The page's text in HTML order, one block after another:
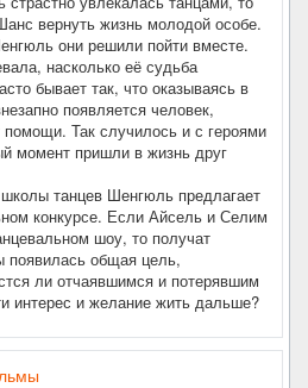
вернуть жизнь молодой особе.
они решили пойти вместе.
насколько её судьба
бывает так, что оказываясь в
появляется человек,
помощи. Так случилось и с героями
момент пришли в жизнь друг
танцев Шенгюль предлагает
конкурсе. Если Айсель и Селим
шоу, то получат
появилась общая цель,
ли отчаявшимся и потерявшим
интерес и желание жить дальше?